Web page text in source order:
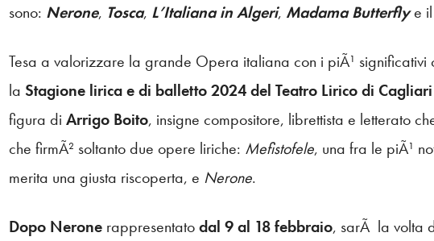
sono: Nerone, Tosca, L’Italiana in Algeri, Madama Butterflye il
Tesa a valorizzare la grande Opera italiana con i piÃ¹ significativi
la Stagione lirica e di balletto 2024 del Teatro Lirico di Cagliari
figura di Arrigo Boito, insigne compositore, librettista e letterato
che firmÃ² soltanto due opere liriche: Mefistofele, una fra le piÃ¹
merita una giusta riscoperta, e Nerone.
Dopo Nerone rappresentatodal 9 al 18 febbraio, sarÃ la volta